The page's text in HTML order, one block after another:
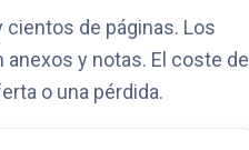
de páginas. Los
y notas. El coste de
o una pérdida.